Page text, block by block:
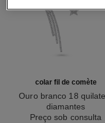
colar fil de comète
Ouro branco 18
diamantes
Ref. J2846Preço sob consulta